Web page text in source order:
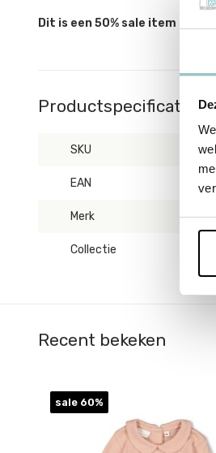
Dit is een 50% sale item en
Productspecificaties
SKU
EAN
Merk
Collectie
Recent bekeken
sale 60%